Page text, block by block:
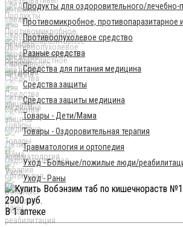
Продукты для оздоровительного/лечебно-
Противомикробное, противопаразитарное
Противоопухолевое средство
Разные средства
Средства для питания медицина
Средства защиты
Средства защиты медицина
Товары - Дети/Мама
Товары - Оздоровительная терапия
Травматология и ортопедия
Уход - Больные/пожилые люди/
Уход - Раны
2900 руб.
В 1 аптеке